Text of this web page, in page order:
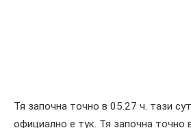
Тя започна точно в 05.27 ч. тази
официално е тук. Тя започна точно